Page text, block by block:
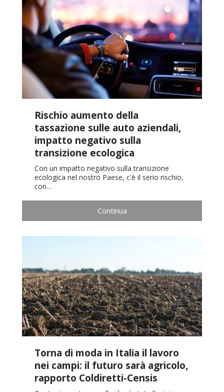
Rischio aumento della
tassazione sulle auto aziendali,
impatto negativo sulla
transizione ecologica
Con un impatto negativo sulla transizione
ecologica nel nostro Paese, c'è il serio rischio,
con…
Continua
Torna di moda in Italia il lavoro
nei campi: il futuro sarà agricolo,
rapporto Coldiretti-Censis